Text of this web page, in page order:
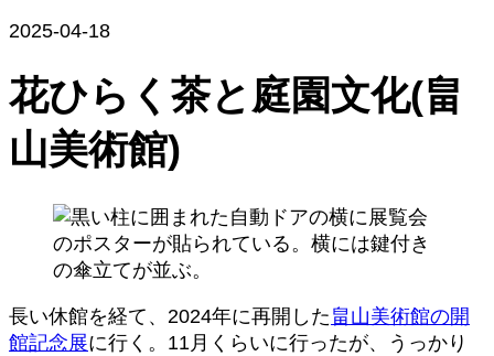
2025-04-18
花ひらく茶と庭園文化(畠
山美術館)
長い休館を経て、2024年に再開した 畠山美術館の開
館記念展に行く。11月くらいに行ったが、うっかり